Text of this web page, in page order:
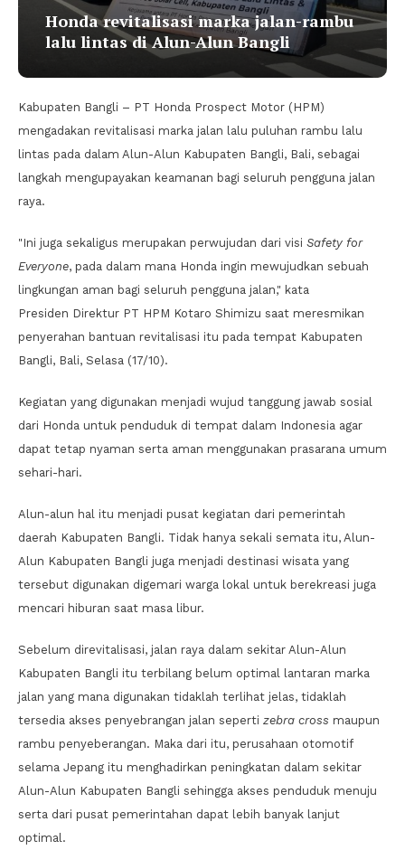
Honda revitalisasi marka jalan-rambu
lalu lintas di Alun-Alun Bangli
Kabupaten Bangli – PT Honda Prospect Motor (HPM)
mengadakan revitalisasi marka jalan lalu puluhan rambu lalu
lintas pada dalam Alun-Alun Kabupaten Bangli, Bali, sebagai
langkah mengupayakan keamanan bagi seluruh pengguna jalan
raya.
"Ini juga sekaligus merupakan perwujudan dari visi Safety for
Everyone, pada dalam mana Honda ingin mewujudkan sebuah
lingkungan aman bagi seluruh pengguna jalan," kata
Presiden Direktur PT HPM Kotaro Shimizu saat meresmikan
penyerahan bantuan revitalisasi itu pada tempat Kabupaten
Bangli, Bali, Selasa (17/10).
Kegiatan yang digunakan menjadi wujud tanggung jawab sosial
dari Honda untuk penduduk di tempat dalam Indonesia agar
dapat tetap nyaman serta aman menggunakan prasarana umum
sehari-hari.
Alun-alun hal itu menjadi pusat kegiatan dari pemerintah
daerah Kabupaten Bangli. Tidak hanya sekali semata itu, Alun-
Alun Kabupaten Bangli juga menjadi destinasi wisata yang
tersebut digunakan digemari warga lokal untuk berekreasi juga
mencari hiburan saat masa libur.
Sebelum direvitalisasi, jalan raya dalam sekitar Alun-Alun
Kabupaten Bangli itu terbilang belum optimal lantaran marka
jalan yang mana digunakan tidaklah terlihat jelas, tidaklah
tersedia akses penyebrangan jalan seperti zebra cross maupun
rambu penyeberangan. Maka dari itu, perusahaan otomotif
selama Jepang itu menghadirkan peningkatan dalam sekitar
Alun-Alun Kabupaten Bangli sehingga akses penduduk menuju
serta dari pusat pemerintahan dapat lebih banyak lanjut
optimal.